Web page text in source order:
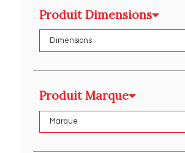
Produit Dimensions
Produit Marque